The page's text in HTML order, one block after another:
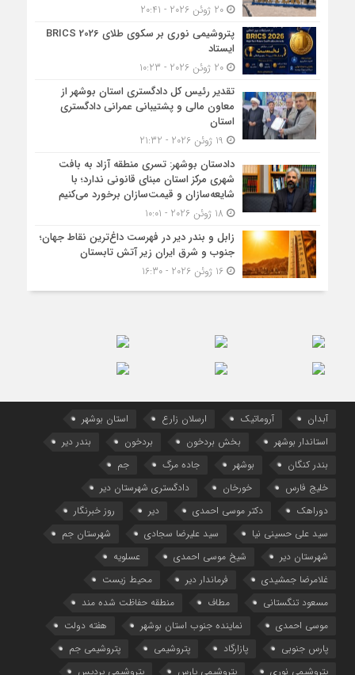
20 ژوئن 2026 - 20:41
پتروشیمی نوری بر سکوی طلای BRICS 2026
ایستاد
20 ژوئن 2026 - 10:23
تقدیر رئیس کل دادگستری استان بوشهر از
معاون مالی و پشتیبانی عمرانی دادگستری
استان
دادستان بوشهر: تسری منطقه آزاد به بافت
شهری مرکز استان مبنای قانونی ندارد؛ با
شایعه‌سازان و قیمت‌سازان برخورد می‌کنیم
زابل و بندر دیر در فهرست داغ‌ترین نقاط جهان؛
جنوب و شرق ایران زیر آتش تابستان
16 ژوئن 2026 - 16:30
آبدان آروماتیک ارسلان زارع
استان بوشهر
استاندار بوشهر
بخش بردخون بردخون
بندر دیر
بندر کنگان
بوشهر جاده مرگ
جم
خلیج فارس
خورخان
دادگستری شهرستان دیر
دوراهک
دکتر موسی احمدی دیر
روز خبرنگار
سید علی حسینی نیا
سید علیرضا سجادی
شهرستان جم
شهرستان دیر
شیخ موسی احمدی
عسلویه
غلامرضا جمشیدی
فرماندار دیر
محیط زیست
مسعود تنگستانی
مطاف
منطقه حفاظت شده مند
موسی احمدی
نماینده جنوب استان بوشهر
هفته دولت
پارس جنوبی
پازارگاد پتروشیمی
پتروشیمی جم
پتروشیمی نوری
پتروشیمی پارس پتروشیمی پردیس